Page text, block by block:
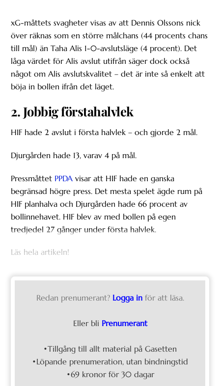
xG-måttets svagheter visas av att Dennis Olssons nick
över räknas som en större målchans (44 procents chans
till mål) än Taha Alis 1-0-avslutsläge (4 procent). Det
låga värdet för Alis avslut utifrån säger dock också
något om Alis avslutskvalitet – det är inte så enkelt att
böja in bollen ifrån det läget.
2. Jobbig förstahalvlek
HIF hade 2 avslut i första halvlek – och gjorde 2 mål.
Djurgården hade 13, varav 4 på mål.
Pressmåttet PPDA visar att HIF hade en ganska
begränsad högre press. Det mesta spelet ägde rum på
HIF planhalva och Djurgården hade 66 procent av
bollinnehavet. HIF blev av med bollen på egen
tredjedel 27 gånger under första halvlek.
Läs hela artikeln!
Redan prenumerant? Logga in för att läsa.
Eller bli Prenumerant
•Tillgång till allt material på Gasetten
•Löpande prenumeration, utan bindningstid
•69 kronor för 30 dagar